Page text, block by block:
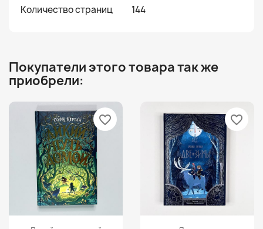
Количество страниц
144
Покупатели этого товара так же
приобрели:
favorite_border favorite_border